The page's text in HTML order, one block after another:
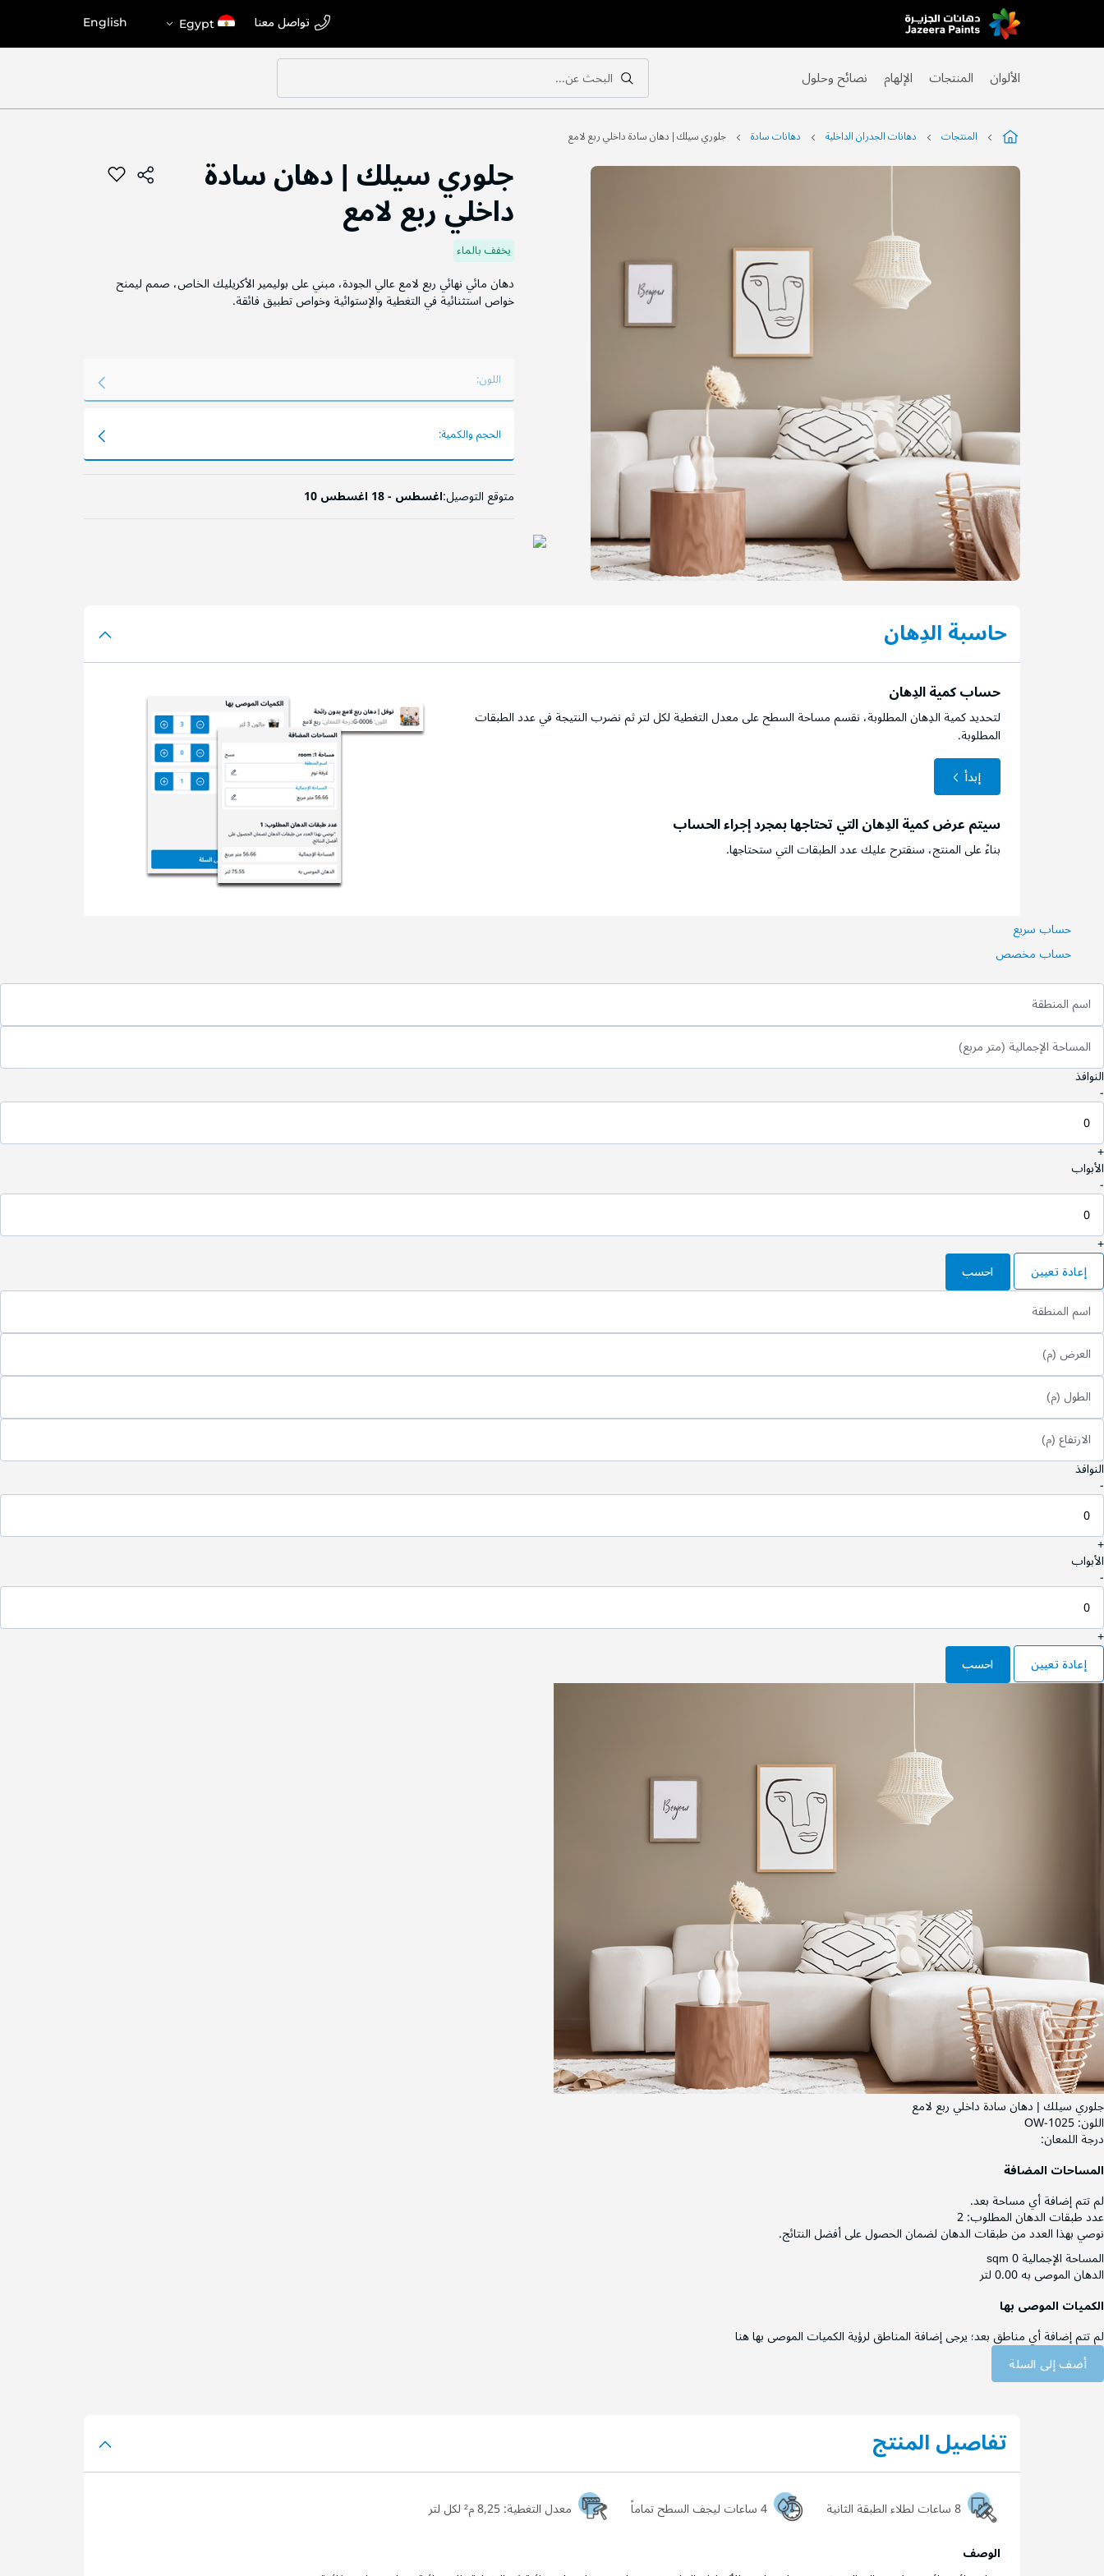
Skip
to
تواصل معنا اختر Egypt
English
بحث
البحث عن...
بحث الألوان المنتجات الإلهام نصائح وحلول
المنتجات دهانات الجدران الداخلية دهانات سادة جلوري سيلك | دهان سادة داخلي ربع لامع
جلوري سيلك | دهان سادة
داخلي ربع لامع
يخفف بالماء
دهان مائي نهائي ربع لامع عالي الجودة، مبني على بوليمير الأكريليك الخاص، صمم ليمنح
خواص استثنائية في التغطية والإستوائية وخواص تطبيق فائقة.
اللون:
الحجم والكمية:
متوقع التوصيل:10 اغسطس - 18 اغسطس
التخطي
التخطي
معرض
حاسبة الدِهان
حساب كمية الدِهان
لتحديد كمية الدِهان المطلوبة، نقسم مساحة السطح على معدل التغطية لكل لتر ثم نضرب النتيجة في عدد الطبقات
المطلوبة.
إبدأ
سيتم عرض كمية الدِهان التي تحتاجها بمجرد إجراء الحساب
بناءً على المنتج، سنقترح عليك عدد الطبقات التي ستحتاجها.
حساب سريع
حساب مخصص
اسم المنطقة
المساحة الإجمالية (متر مربع)
النوافذ
-
+
الأبواب
-
+
إعادة تعيين
احسب
اسم المنطقة
العرض (م)
الطول (م)
الارتفاع (م)
النوافذ
-
+
الأبواب
-
+
إعادة تعيين
احسب
جلوري سيلك | دهان سادة داخلي ربع لامع
اللون:OW-1025
درجة اللمعان:
المساحات المضافة
لم تتم إضافة أي مساحة بعد.
عدد طبقات الدهان المطلوب:2
نوصي بهذا العدد من طبقات الدهان لضمان الحصول على أفضل النتائج.
المساحة الإجمالية0 sqm
الدهان الموصى به0.00 لتر
الكميات الموصى بها
لم تتم إضافة أي مناطق بعد؛ يرجى إضافة المناطق لرؤية الكميات الموصى بها هنا
أضف إلى السلة
تفاصيل المنتج
8 ساعات لطلاء الطبقة الثانية 4 ساعات ليجف السطح تماماً معدل التغطية:
الوصف